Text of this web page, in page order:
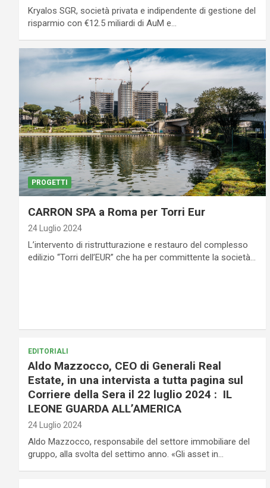
Kryalos SGR, società privata e indipendente di gestione del
risparmio con €12.5 miliardi di AuM e…
PROGETTI
CARRON SPA a Roma per Torri Eur
24 Luglio 2024
L’intervento di ristrutturazione e restauro del complesso
edilizio “Torri dell’EUR” che ha per committente la società…
EDITORIALI
Aldo Mazzocco, CEO di Generali Real
Estate, in una intervista a tutta pagina sul
Corriere della Sera il 22 luglio 2024 : IL
LEONE GUARDA ALL’AMERICA
24 Luglio 2024
Aldo Mazzocco, responsabile del settore immobiliare del
gruppo, alla svolta del settimo anno. «Gli asset in…